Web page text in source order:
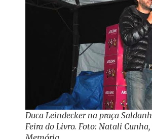
Duca Leindecker na praça
Feira do Livro. Foto: Natali